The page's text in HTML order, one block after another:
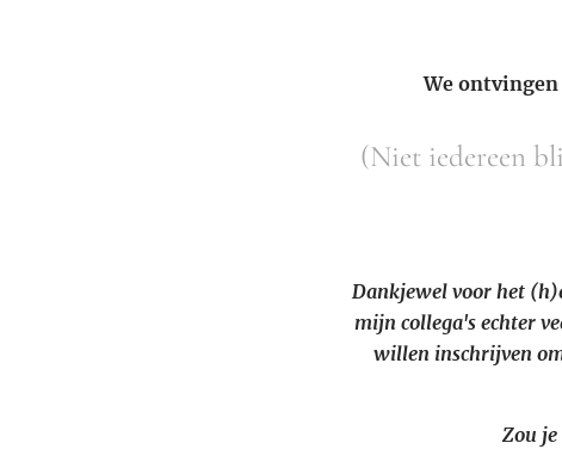
We
(Niet iedereen
Dankjewel voor het
mijn collega's echter
willen inschrijven
Zou